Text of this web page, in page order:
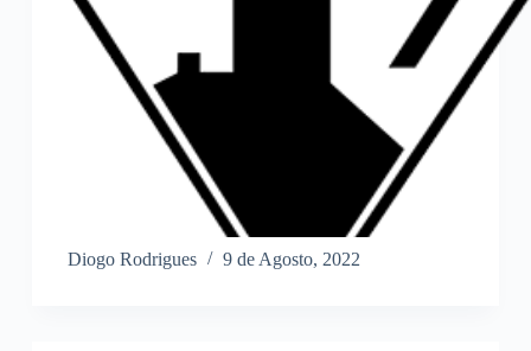
Diogo Rodrigues 9 de Agosto, 2022